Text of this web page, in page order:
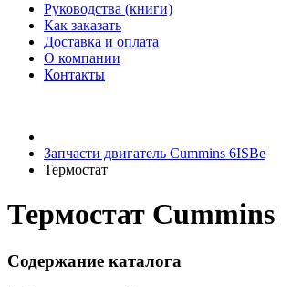
Руководства (книги)
Как заказать
Доставка и оплата
О компании
Контакты
Запчасти двигатель Cummins 6ISBe
Термостат
Термостат Cummins
Содержание каталога